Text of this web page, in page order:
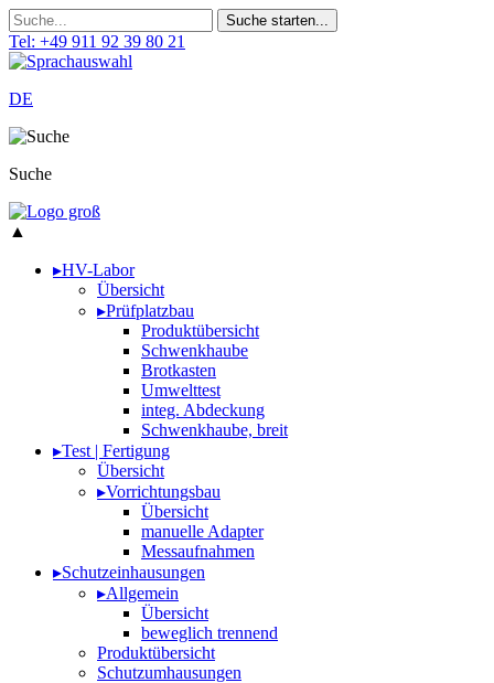
Tel: +49 911 92 39 80 21
DE
Suche
▲
▸HV-Labor
Übersicht
▸Prüfplatzbau
Produktübersicht
Schwenkhaube
Brotkasten
Umwelttest
integ. Abdeckung
Schwenkhaube, breit
▸Test | Fertigung
Übersicht
▸Vorrichtungsbau
Übersicht
manuelle Adapter
Messaufnahmen
▸Schutzeinhausungen
▸Allgemein
Übersicht
beweglich trennend
Produktübersicht
Schutzumhausungen